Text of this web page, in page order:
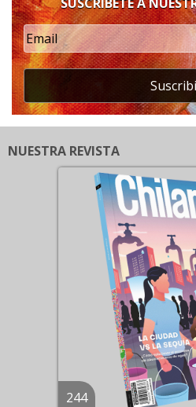
NUESTRA REVISTA
244